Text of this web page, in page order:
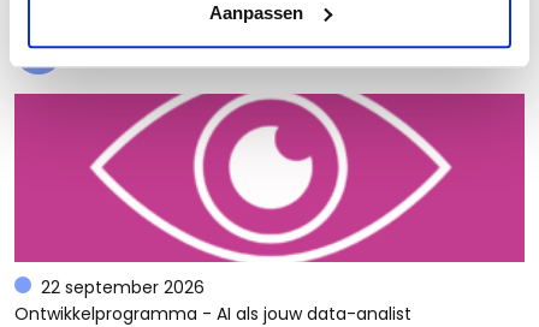
Aanpassen
Evenementen
22 september 2026
Ontwikkelprogramma - AI als jouw data-analist